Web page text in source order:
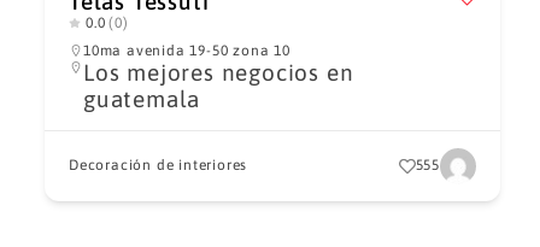
0.0 (0)
10ma avenida 19-50 zona 10
Los mejores negocios en
guatemala
Decoración de interiores 555